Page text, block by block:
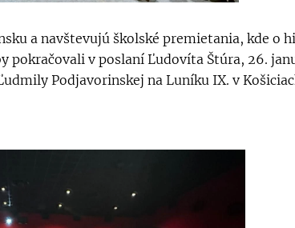
a navštevujú školské premietania, kde o
pokračovali v poslaní Ľudovíta Štúra, 26.
Podjavorinskej na Luníku IX. v